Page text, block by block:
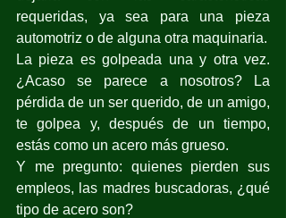
requeridas, ya sea para una pieza
automotriz o de alguna otra maquinaria.
La pieza es golpeada una y otra vez.
¿Acaso se parece a nosotros? La
pérdida de un ser querido, de un amigo,
te golpea y, después de un tiempo,
estás como un acero más grueso.
Y me pregunto: quienes pierden sus
empleos, las madres buscadoras, ¿qué
tipo de acero son?